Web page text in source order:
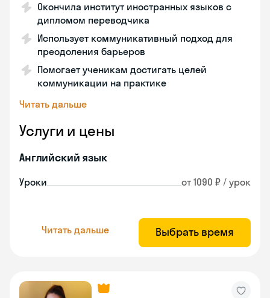
Окончила институт иностранных языков с
дипломом переводчика
Использует коммуникативный подход для
преодоления барьеров
Помогает ученикам достигать целей
коммуникации на практике
Читать дальше
Услуги и цены
Английский язык
Уроки от 1090 ₽ / урок
Читать дальше Выбрать время